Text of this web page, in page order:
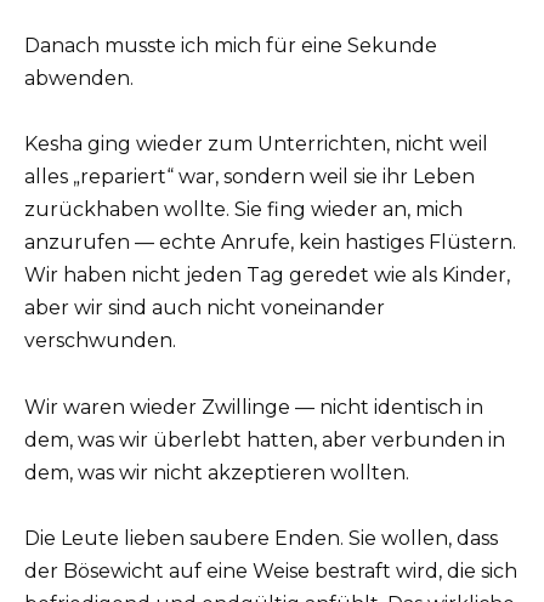
Danach musste ich mich für eine Sekunde
abwenden.
Kesha ging wieder zum Unterrichten, nicht weil
alles „repariert“ war, sondern weil sie ihr Leben
zurückhaben wollte. Sie fing wieder an, mich
anzurufen — echte Anrufe, kein hastiges Flüstern.
Wir haben nicht jeden Tag geredet wie als Kinder,
aber wir sind auch nicht voneinander
verschwunden.
Wir waren wieder Zwillinge — nicht identisch in
dem, was wir überlebt hatten, aber verbunden in
dem, was wir nicht akzeptieren wollten.
Die Leute lieben saubere Enden. Sie wollen, dass
der Bösewicht auf eine Weise bestraft wird, die sich